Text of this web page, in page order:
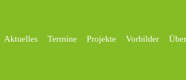
Aktuelles Termine Projekte Vorbilder